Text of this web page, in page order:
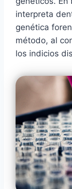
interpreta
genética
método, al
los indicios